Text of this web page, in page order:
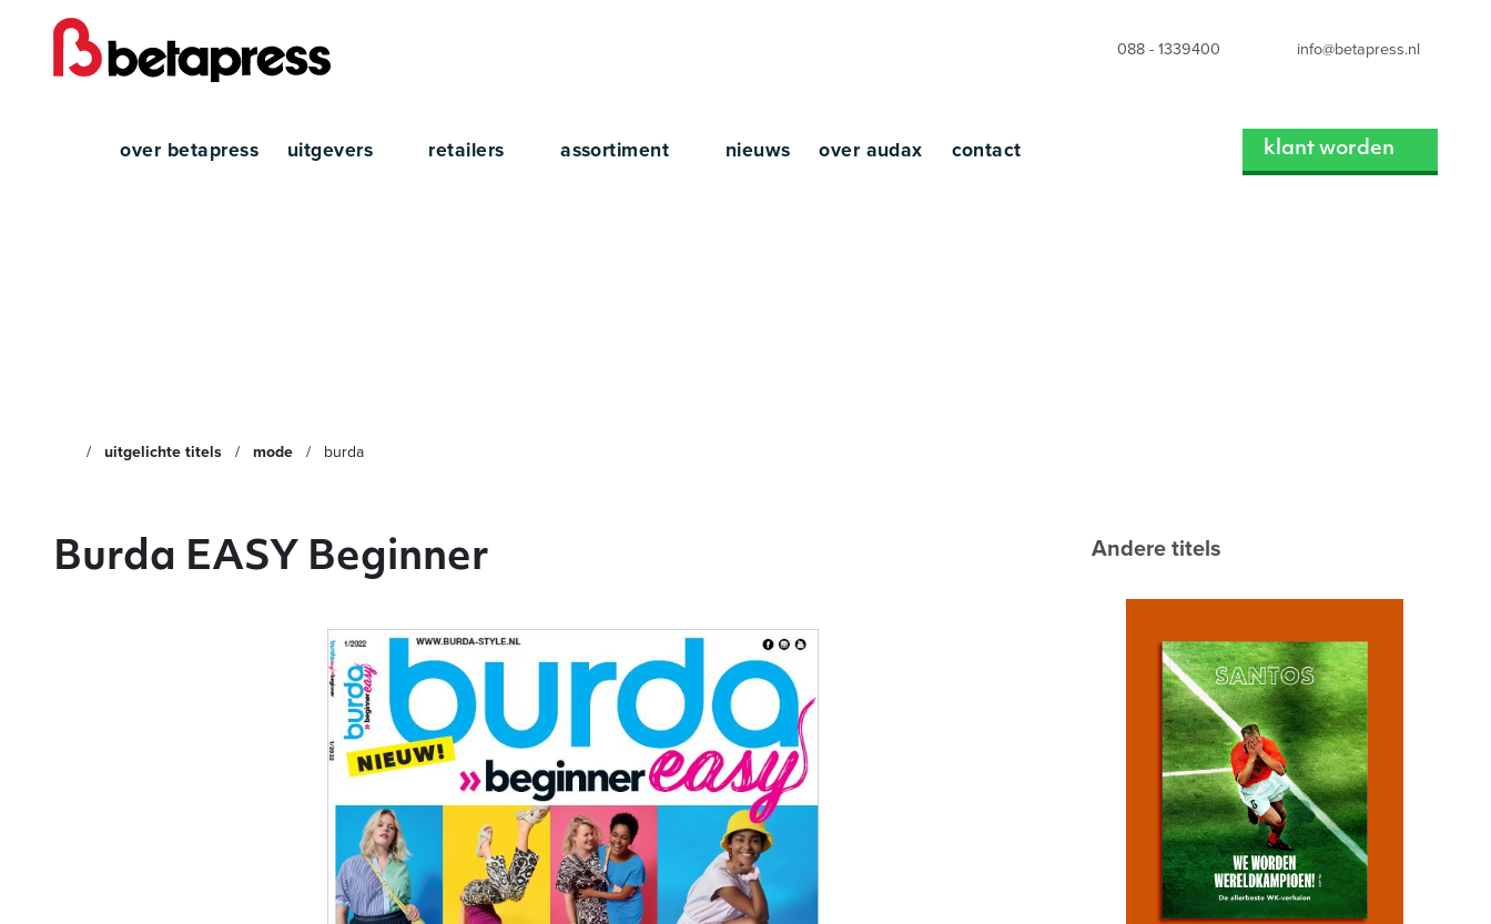
088 - 1339400 info@betapress.nl
over betapress uitgevers retailers assortiment nieuws over audax contact klant worden
uitgelichte titels mode burda
Burda EASY Beginner Andere titels